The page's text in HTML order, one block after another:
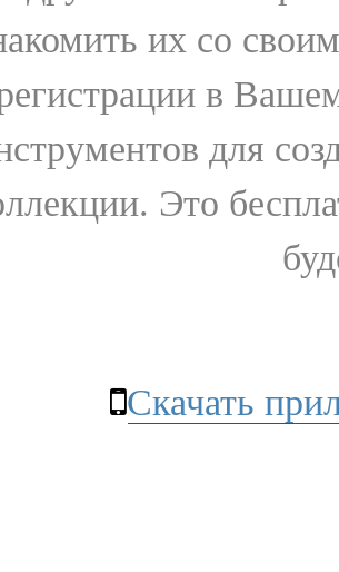
их со
в
для
Это
Скачать